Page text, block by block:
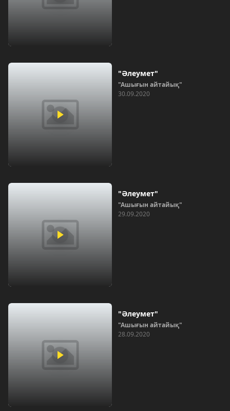
"Әлеумет"
"Ашығын айтайық"
30.09.2020
"Әлеумет"
"Ашығын айтайық"
29.09.2020
"Әлеумет"
"Ашығын айтайық"
28.09.2020